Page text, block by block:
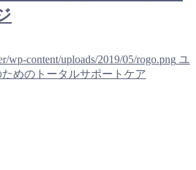
wp-content/uploads/2019/05/rogo.png ユ
めのトータルサポートケア